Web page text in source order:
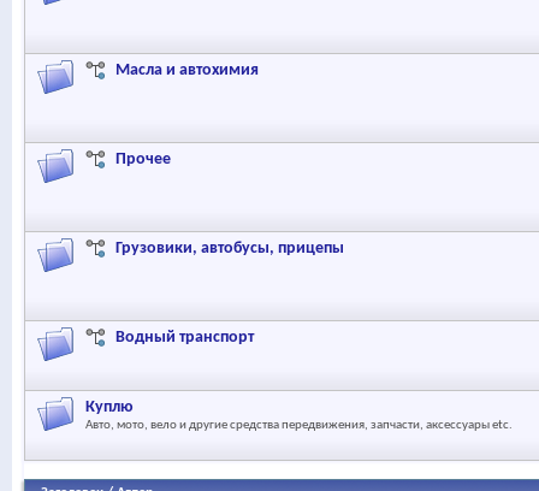
Масла и автохимия
Прочее
Грузовики, автобусы, прицепы
Водный транспорт
Куплю
Авто, мото, вело и другие средства передвижения, запчасти, аксессуары etc.